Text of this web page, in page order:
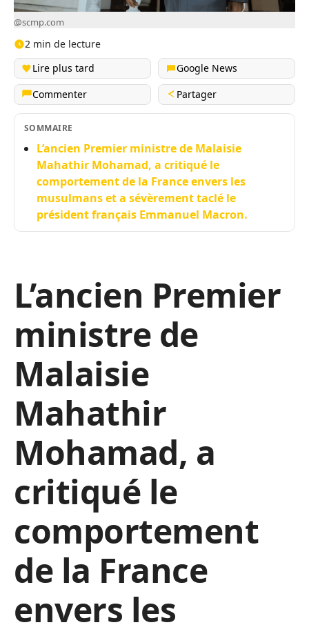
@scmp.com
2 min de lecture
Lire plus tard
Google News
Commenter
Partager
SOMMAIRE
L’ancien Premier ministre de Malaisie
Mahathir Mohamad, a critiqué le
comportement de la France envers les
musulmans et a sévèrement taclé le
président français Emmanuel Macron.
L’ancien Premier
ministre de
Malaisie
Mahathir
Mohamad, a
critiqué le
comportement
de la France
envers les